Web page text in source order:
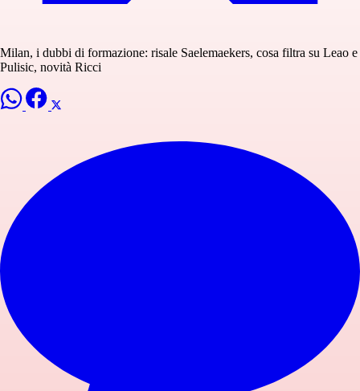
Milan, i dubbi di formazione: risale Saelemaekers, cosa filtra su Leao e
Pulisic, novità Ricci